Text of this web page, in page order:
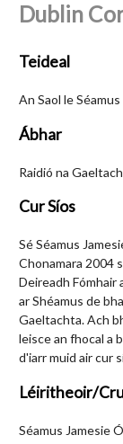
Dublin
Teideal
An Saol le
Ábhar
Raidió na
Cur Síos
Sé Séamus
Chonamara 2004
Deireadh Fómhair
ar Shéamus de
Gaeltachta. Ach
leisce an fhocal a
d'iarr muid air cur
Léiritheoir/
Séamus Jamesie